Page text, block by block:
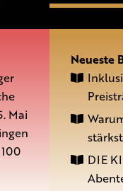
Mai
Neueste
DIE